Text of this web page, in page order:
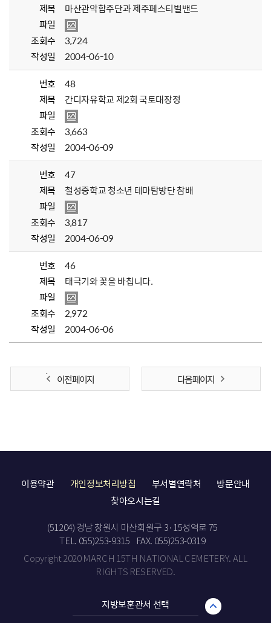
제목
마산관악합주단과 제주페스티벌밴드
파일
조회수
3,724
작성일
2004-06-10
번호
48
제목
간디자유학교 제2회 국토대장정
파일
조회수
3,663
작성일
2004-06-09
번호
47
제목
철성중학교 청소년 테마탐방단 참배
파일
조회수
3,817
작성일
2004-06-09
번호
46
제목
태극기와 꽃을 바칩니다.
파일
조회수
2,972
작성일
2004-06-06
이전 페이지 다음 페이지
이용약관 개인정보처리방침 부서별연락처
방문안내
찾아오시는길
(51204) 경남 창원시 마산회원구 3·15성역로 75
TEL. 055)253-9315
FAX. 055)253-0319
Copyright 2020 MARCH 15TH NATIONAL CEMETERY. ALL
RIGHTS RESERVED.
지방보훈관서 선택